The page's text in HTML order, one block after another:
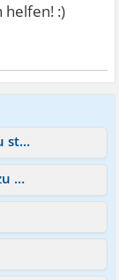
Depressionen haben sich gewandelt zu starker Unruhe
Depressionen wegen starker Gefühle zu Mitmenschen